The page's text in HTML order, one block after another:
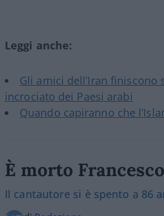
Leggi anche:
Gli amici dell’Iran finiscono
incrociato dei Paesi arabi
Quando capiranno che
È morto
Il cantautore si è spento a 86